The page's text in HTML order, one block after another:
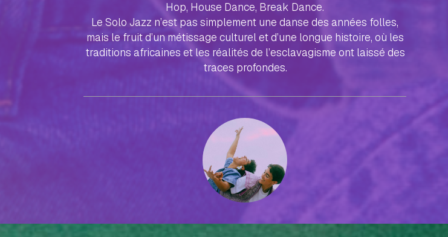
Hop, House Dance, Break Dance.
Le Solo Jazz n’est pas simplement une danse des années folles,
mais le fruit d’un métissage culturel et d’une longue histoire, où les
traditions africaines et les réalités de l’esclavagisme ont laissé des
traces profondes.